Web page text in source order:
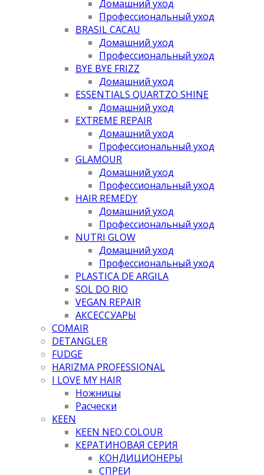
Домашний уход
Профессиональный уход
BRASIL CACAU
Домашний уход
Профессиональный уход
BYE BYE FRIZZ
Домашний уход
ESSENTIALS QUARTZO SHINE
Домашний уход
EXTREME REPAIR
Домашний уход
Профессиональный уход
GLAMOUR
Домашний уход
Профессиональный уход
HAIR REMEDY
Домашний уход
Профессиональный уход
NUTRI GLOW
Домашний уход
Профессиональный уход
PLASTICA DE ARGILA
SOL DO RIO
VEGAN REPAIR
АКСЕССУАРЫ
COMAIR
DETANGLER
FUDGE
HARIZMA PROFESSIONAL
I LOVE MY HAIR
Ножницы
Расчески
KEEN
KEEN NEO COLOUR
КЕРАТИНОВАЯ СЕРИЯ
КОНДИЦИОНЕРЫ
СПРЕИ